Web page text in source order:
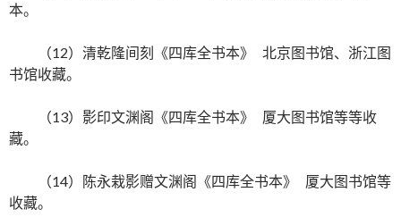
本。
（12）清乾隆间刻《四库全书本》 北京图书馆、浙江图
书馆收藏。
（13）影印文渊阁《四库全书本》 厦大图书馆等等收
藏。
（14）陈永栽影赠文渊阁《四库全书本》 厦大图书馆等
收藏。